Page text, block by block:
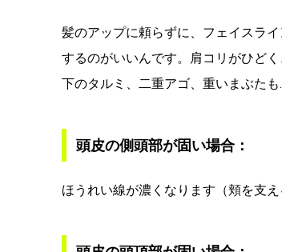
髪のアップに頼らずに、フェイスラ
するのがいいんです。肩コリがひど
下のタルミ、二重アゴ、重いまぶた
頭皮の側頭部が固い場合：
ほうれい線が濃くなります（頬を支